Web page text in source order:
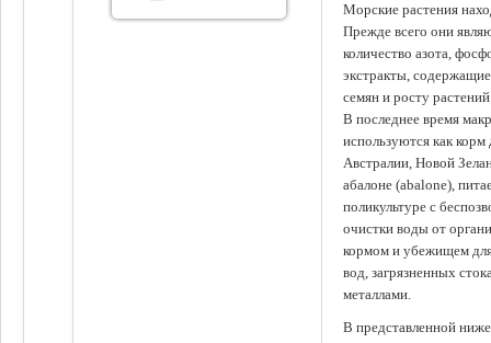
Морские растения
Прежде всего они
количество азота,
экстракты,
семян и росту
В последнее время
используются как
Австралии, Новой
абалоне (abalone),
поликультуре с
очистки воды от
кормом и убежищем
вод, загрязненных
металлами.
В представленной